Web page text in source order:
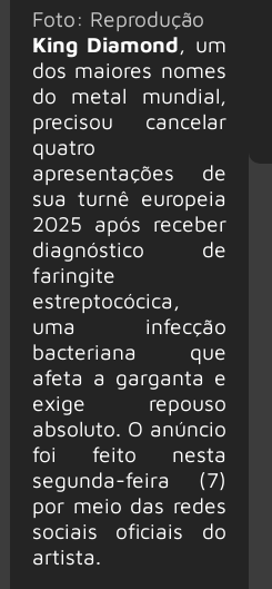
Foto: Reprodução
King Diamond, um
dos maiores nomes
do metal mundial,
precisou cancelar
quatro
apresentações de
sua turnê europeia
2025 após receber
diagnóstico de
faringite
estreptocócica,
uma infecção
bacteriana que
afeta a garganta e
exige repouso
absoluto. O anúncio
foi feito nesta
segunda-feira (7)
por meio das redes
sociais oficiais do
artista.